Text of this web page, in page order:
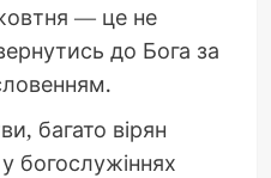
— це не
до Бога за
багато вірян
богослужіннях